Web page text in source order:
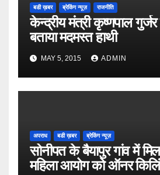
बडी ख़बर ब्रेकिंग न्यूज़ राजनीति
केन्द्रीय मंत्री कृष्णपाल
बताया मदमस्त हाथी
MAY 5, 2015 ADMIN
अपराध बडी ख़बर ब्रेकिंग न्यूज़
सोनीपत के बैयापुर गांव में
महिला आयोग को ऑनर